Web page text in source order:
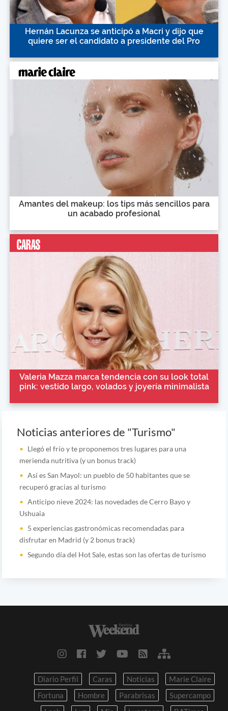
Hernán Lacunza se anticipó a Macri y dijo que
quiere ser el candidato a presidente del Pro
Amantes del makeup: los tips más sencillos para
un acabado profesional
Valeria Mazza marca tendencia con su look total
pink: vestido largo, volados y joyería minimalista
Noticias anteriores de "Turismo"
Llegó el frío y te proponemos tres lugares para una
merienda nutritiva (y un bonus track)
Así es San Mayol: un pueblo de 50 habitantes que se
recuperó gracias al turismo
Anticipo nieve 2024: las novedades de Cerro Bayo y
Ushuaia
5 experiencias gastronómicas recomendadas para
disfrutar en Madrid (y 2 bonus track)
Segundo día del Hot Sale, estas son las ofertas de turismo
Diario Perfil Caras Noticias
Marie Claire
Fortuna
Hombre Parabrisas
Supercampo